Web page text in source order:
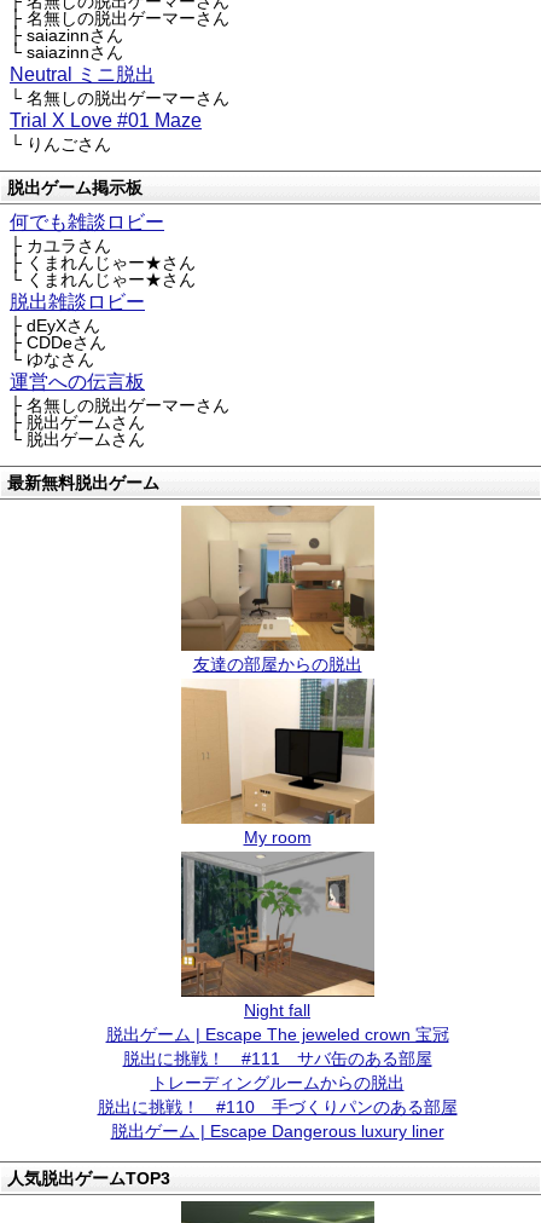
├ 名無しの脱出ゲーマーさん
├ saiazinnさん
└ saiazinnさん
Neutral ミニ脱出
└ 名無しの脱出ゲーマーさん
Trial X Love #01 Maze
└ りんごさん
脱出ゲーム掲示板
何でも雑談ロビー
├ カユラさん
├ くまれんじゃー★さん
└ くまれんじゃー★さん
脱出雑談ロビー
├ dEyXさん
├ CDDeさん
└ ゆなさん
運営への伝言板
├ 名無しの脱出ゲーマーさん
├ 脱出ゲームさん
└ 脱出ゲームさん
最新無料脱出ゲーム
友達の部屋からの脱出
My room
Night fall
脱出ゲーム | Escape The jeweled crown 宝冠
脱出に挑戦！ #111 サバ缶のある部屋
トレーディングルームからの脱出
脱出に挑戦！ #110 手づくりパンのある部屋
脱出ゲーム | Escape Dangerous luxury liner
人気脱出ゲームTOP3